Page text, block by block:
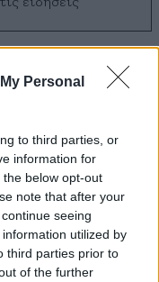
Personal
to third parties, or
information for
below opt-out
note that after your
seeing
utilized by
third parties prior to
of the further